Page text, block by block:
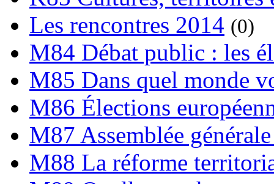
Les rencontres 2014 (0)
M84 Débat public : les
M85 Dans quel monde
M86 Élections
M87 Assemblée
M88 La réforme